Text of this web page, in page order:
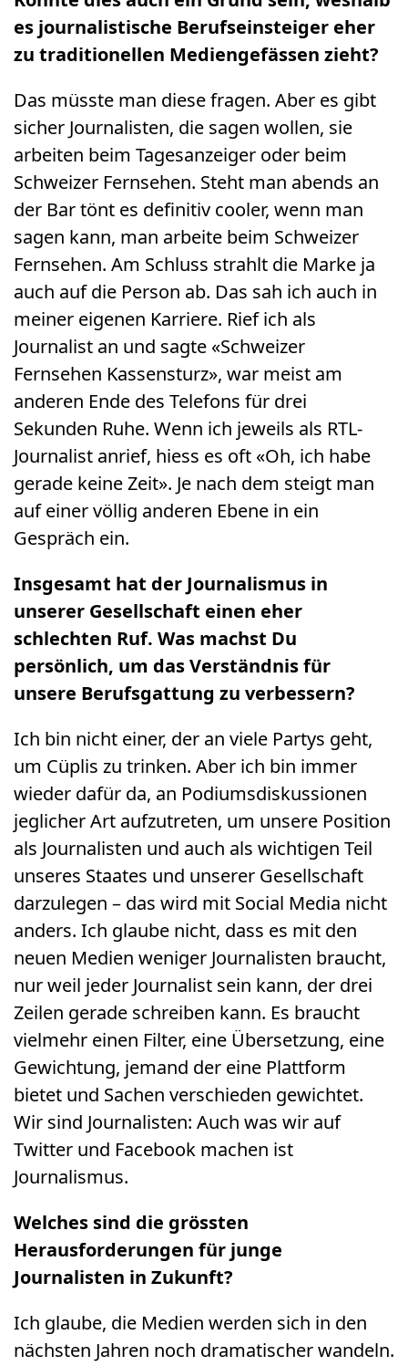
es journalistische Berufseinsteiger eher
zu traditionellen Mediengefässen zieht?
Das müsste man diese fragen. Aber es gibt
sicher Journalisten, die sagen wollen, sie
arbeiten beim Tagesanzeiger oder beim
Schweizer Fernsehen. Steht man abends an
der Bar tönt es definitiv cooler, wenn man
sagen kann, man arbeite beim Schweizer
Fernsehen. Am Schluss strahlt die Marke ja
auch auf die Person ab. Das sah ich auch in
meiner eigenen Karriere. Rief ich als
Journalist an und sagte «Schweizer
Fernsehen Kassensturz», war meist am
anderen Ende des Telefons für drei
Sekunden Ruhe. Wenn ich jeweils als RTL-
Journalist anrief, hiess es oft «Oh, ich habe
gerade keine Zeit». Je nach dem steigt man
auf einer völlig anderen Ebene in ein
Gespräch ein.
Insgesamt hat der Journalismus in
unserer Gesellschaft einen eher
schlechten Ruf. Was machst Du
persönlich, um das Verständnis für
unsere Berufsgattung zu verbessern?
Ich bin nicht einer, der an viele Partys geht,
um Cüplis zu trinken. Aber ich bin immer
wieder dafür da, an Podiumsdiskussionen
jeglicher Art aufzutreten, um unsere Position
als Journalisten und auch als wichtigen Teil
unseres Staates und unserer Gesellschaft
darzulegen – das wird mit Social Media nicht
anders. Ich glaube nicht, dass es mit den
neuen Medien weniger Journalisten braucht,
nur weil jeder Journalist sein kann, der drei
Zeilen gerade schreiben kann. Es braucht
vielmehr einen Filter, eine Übersetzung, eine
Gewichtung, jemand der eine Plattform
bietet und Sachen verschieden gewichtet.
Wir sind Journalisten: Auch was wir auf
Twitter und Facebook machen ist
Journalismus.
Welches sind die grössten
Herausforderungen für junge
Journalisten in Zukunft?
Ich glaube, die Medien werden sich in den
nächsten Jahren noch dramatischer wandeln.